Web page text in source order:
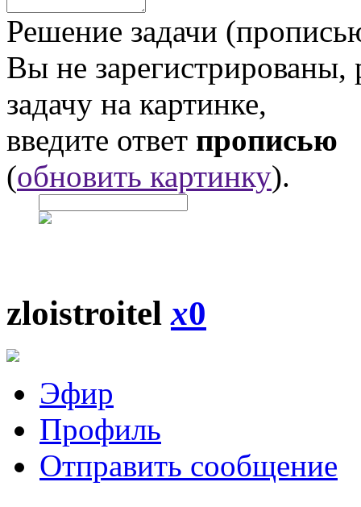
Решение задачи
Вы не
задачу на картинке,
введите ответ прописью
(обновить картинку).
zloistroitelx0
Эфир
Профиль
Отправить сообщение